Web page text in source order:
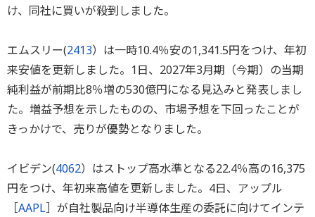
け、同社に買いが殺到しました。
エムスリー(2413）は一時10.4％安の1,341.5円をつけ、年初
来安値を更新しました。1日、2027年3月期（今期）の当期
純利益が前期比8％増の530億円になる見込みと発表しまし
た。増益予想を示したものの、市場予想を下回ったことが
きっかけで、売りが優勢となりました。
イビデン(4062）はストップ高水準となる22.4％高の16,375
円をつけ、年初来高値を更新しました。4日、アップル
［AAPL］が自社製品向け半導体生産の委託に向けてインテ